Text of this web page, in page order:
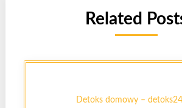
Related
Detoks domowy –